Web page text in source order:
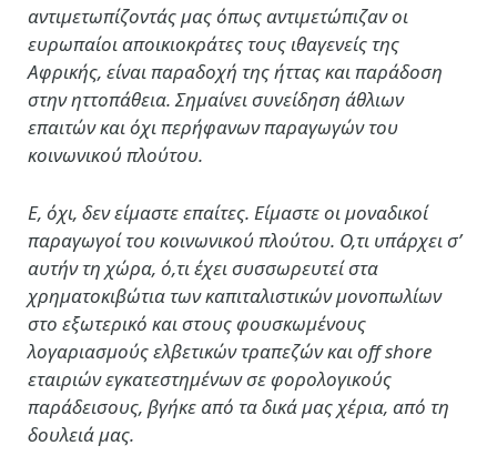
αντιμετωπίζοντάς μας όπως αντιμετώπιζαν οι
ευρωπαίοι αποικιοκράτες τους ιθαγενείς της
Αφρικής, είναι παραδοχή της ήττας και παράδοση
στην ηττοπάθεια. Σημαίνει συνείδηση άθλιων
επαιτών και όχι περήφανων παραγωγών του
κοινωνικού πλούτου.
Ε, όχι, δεν είμαστε επαίτες. Είμαστε οι μοναδικοί
παραγωγοί του κοινωνικού πλούτου. Ο,τι υπάρχει σ’
αυτήν τη χώρα, ό,τι έχει συσσωρευτεί στα
χρηματοκιβώτια των καπιταλιστικών μονοπωλίων
στο εξωτερικό και στους φουσκωμένους
λογαριασμούς ελβετικών τραπεζών και off shore
εταιριών εγκατεστημένων σε φορολογικούς
παράδεισους, βγήκε από τα δικά μας χέρια, από τη
δουλειά μας.